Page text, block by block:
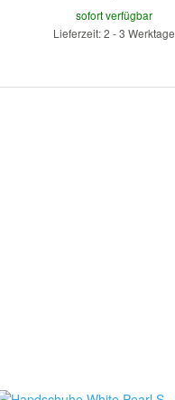
sofort verfügbar
Lieferzeit: 2 - 3 Werktage